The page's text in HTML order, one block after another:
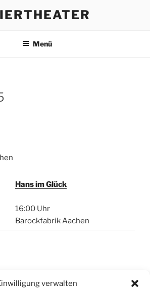
verwalten
Menü
Hans im Glück
16:00 Uhr
Barockfabrik Aachen